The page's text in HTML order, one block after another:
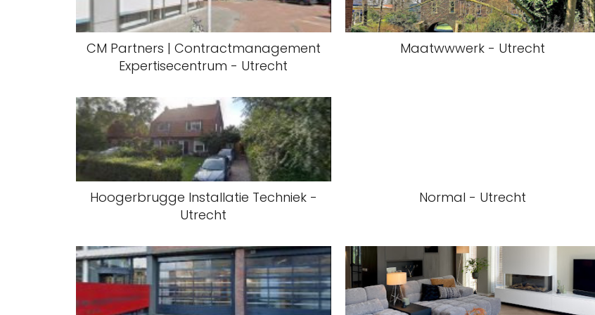
CM Partners | Contractmanagement
Expertisecentrum - Utrecht
Maatwwwerk - Utrecht
Hoogerbrugge Installatie Techniek -
Utrecht
Normal - Utrecht